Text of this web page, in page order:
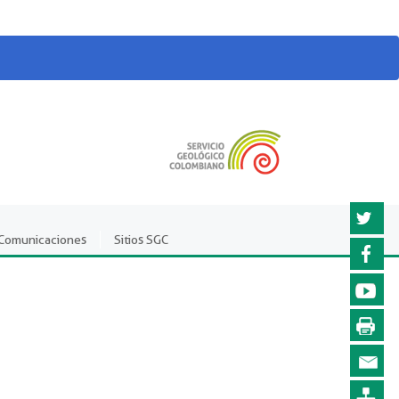
Sitios SGC Twitter
YouTube
Imprimir
página
Enviar a